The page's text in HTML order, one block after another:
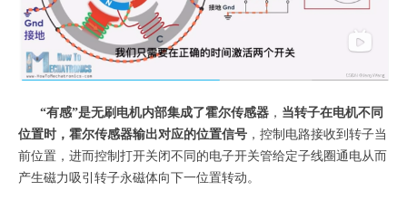
“有感”是无刷电机内部集成了霍尔传感器 ， 当转子在电机不同
位置时，霍尔传感器输出对应的位置信号 ，控制电路接收到转子当
前位置，进而控制打开关闭不同的电子开关管给定子线圈通电从而
产生磁力吸引转子永磁体向下一位置转动。